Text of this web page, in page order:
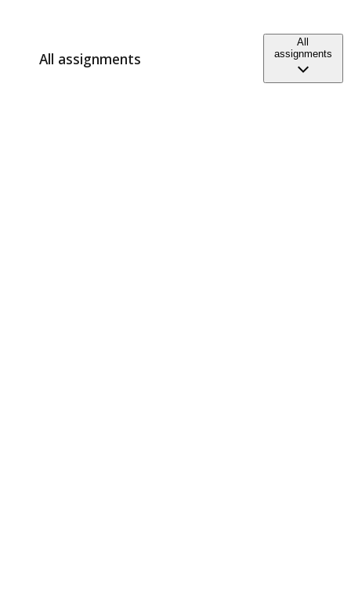
All assignments
All
assignments